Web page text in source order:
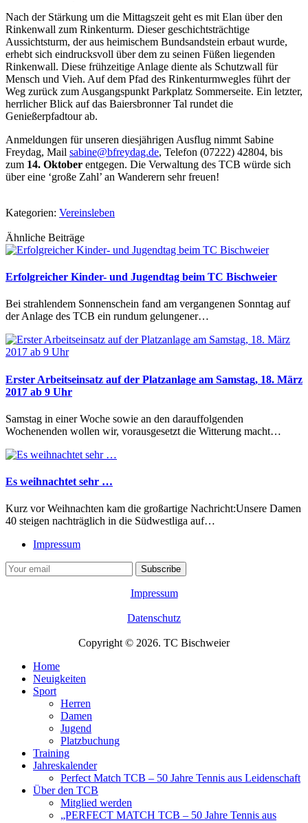
Nach der Stärkung um die Mittagszeit geht es mit Elan über den
Rinkenwall zum Rinkenturm. Dieser geschichtsträchtige
Aussichtsturm, der aus heimischem Bundsandstein erbaut wurde,
erhebt sich eindrucksvoll über dem zu seinen Füßen liegenden
Rinkenwall. Diese frühzeitige Anlage diente als Schutzwall für
Mensch und Vieh. Auf dem Pfad des Rinkenturmwegles führt der
Weg zurück zum Ausgangspunkt Parkplatz Sommerseite. Ein letzter,
herrlicher Blick auf das Baiersbronner Tal rundet die
Genießerpfadtour ab.
Anmeldungen für unseren diesjährigen Ausflug nimmt Sabine
Freydag, Mail sabine@bfreydag.de, Telefon (07222) 42804, bis
zum 14. Oktober entgegen. Die Verwaltung des TCB würde sich
über eine ‘große Zahl’ an Wanderern sehr freuen!
Kategorien: Vereinsleben
Ähnliche Beiträge
Erfolgreicher Kinder- und Jugendtag beim TC Bischweier
Bei strahlendem Sonnenschein fand am vergangenen Sonntag auf
der Anlage des TCB ein rundum gelungener…
Erster Arbeitseinsatz auf der Platzanlage am Samstag, 18. März
2017 ab 9 Uhr
Samstag in einer Woche sowie an den darauffolgenden
Wochenenden wollen wir, vorausgesetzt die Witterung macht…
Es weihnachtet sehr …
Kurz vor Weihnachten kam die großartige Nachricht:Unsere Damen
40 steigen nachträglich in die Südwestliga auf…
Impressum
Impressum
Datenschutz
Copyright © 2026. TC Bischweier
Home
Neuigkeiten
Sport
Herren
Damen
Jugend
Platzbuchung
Training
Jahreskalender
Perfect Match TCB – 50 Jahre Tennis aus Leidenschaft
Über den TCB
Mitglied werden
„PERFECT MATCH TCB – 50 Jahre Tennis aus